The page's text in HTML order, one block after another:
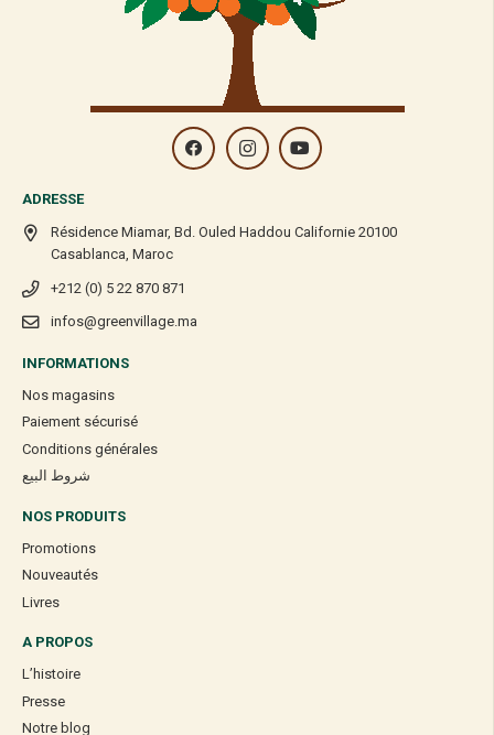
ADRESSE
Résidence Miamar, Bd. Ouled Haddou Californie 20100
Casablanca, Maroc
+212 (0) 5 22 870 871
infos@greenvillage.ma
INFORMATIONS
Nos magasins
Paiement sécurisé
Conditions générales
شروط البيع
NOS PRODUITS
Promotions
Nouveautés
Livres
A PROPOS
L’histoire
Presse
Notre blog